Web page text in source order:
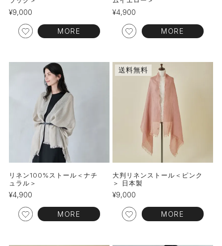
¥9,000
MORE
¥4,900
MORE
リネン100%ストール＜ナチ
ュラル＞
¥4,900
MORE
送料無料
大判リネンストール＜ピンク
＞ 日本製
¥9,000
MORE